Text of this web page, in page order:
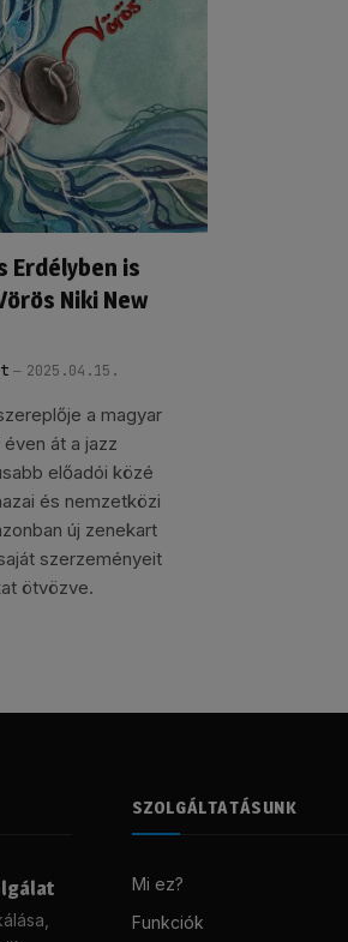
Erdélyben is
Niki New
2025.04.15.
a magyar
át a jazz
előadói közé
és nemzetközi
új zenekart
szerzeményeit
ötvözve.
SZOLGÁLTATÁSUNK
Mi ez?
Funkciók